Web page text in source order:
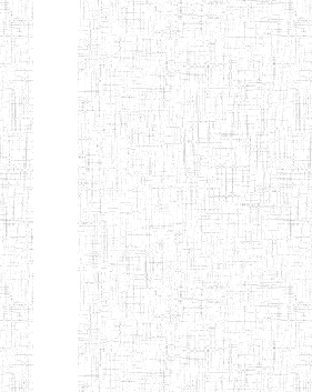
Chercher:
Effacer les filtres
Denomination
Type
Nature